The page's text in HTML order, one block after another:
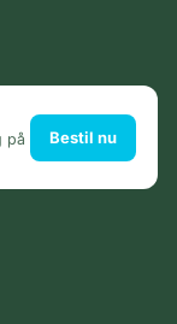
på
Bestil nu